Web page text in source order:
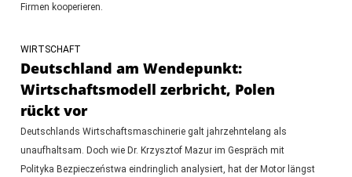
Firmen kooperieren.
WIRTSCHAFT
Deutschland am Wendepunkt:
Wirtschaftsmodell zerbricht, Polen
rückt vor
Deutschlands Wirtschaftsmaschinerie galt jahrzehntelang als
unaufhaltsam. Doch wie Dr. Krzysztof Mazur im Gespräch mit
Polityka Bezpieczeństwa eindringlich analysiert, hat der Motor längst